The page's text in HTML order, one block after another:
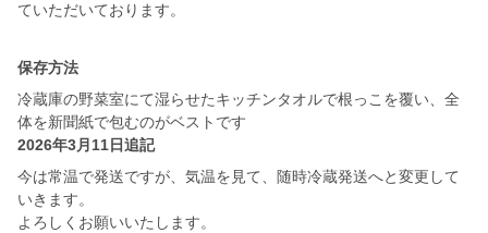
ていただいております。
保存方法
冷蔵庫の野菜室にて湿らせたキッチンタオルで根っこを覆い、全
体を新聞紙で包むのがベストです
2026年3月11日追記
今は常温で発送ですが、気温を見て、随時冷蔵発送へと変更して
いきます。
よろしくお願いいたします。